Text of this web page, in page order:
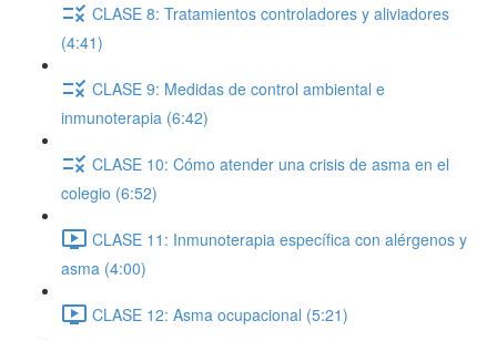
CLASE 8: Tratamientos controladores y aliviadores
(4:41)
CLASE 9: Medidas de control ambiental e
inmunoterapia (6:42)
CLASE 10: Cómo atender una crisis de asma en el
colegio (6:52)
CLASE 11: Inmunoterapia específica con alérgenos y
asma (4:00)
CLASE 12: Asma ocupacional (5:21)